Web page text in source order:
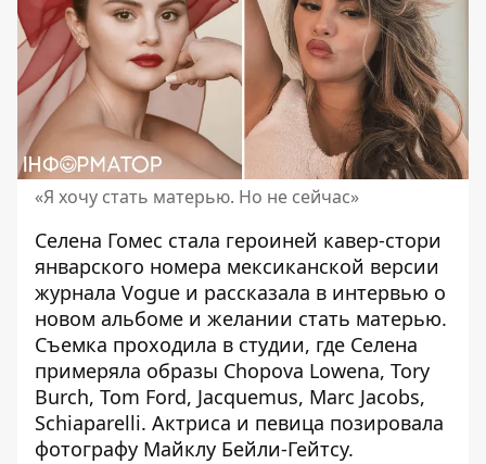
«Я хочу стать матерью. Но не сейчас»
Селена Гомес стала героиней кавер-стори
январского номера мексиканской версии
журнала Vogue и рассказала в интервью о
новом альбоме и желании стать матерью.
Съемка проходила в студии, где Селена
примеряла образы Chopova Lowena, Tory
Burch, Tom Ford, Jacquemus, Marc Jacobs,
Schiaparelli. Актриса и певица позировала
фотографу Майклу Бейли-Гейтсу.